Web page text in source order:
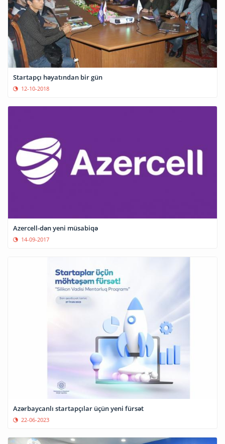
Startapçı həyatından bir gün
12-10-2018
Azercell-dən yeni müsabiqə
14-09-2017
Azərbaycanlı startapçılar üçün yeni fürsət
22-06-2023